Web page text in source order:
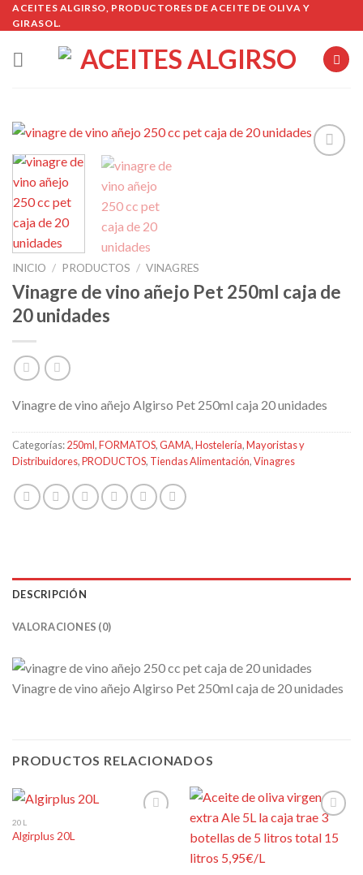
Skip
to
content
ACEITES ALGIRSO, PRODUCTORES DE ACEITE DE OLIVA Y
GIRASOL.
INICIO / PRODUCTOS / VINAGRES
Vinagre de vino añejo Pet 250ml caja de
20 unidades
Vinagre de vino añejo Algirso Pet 250ml caja 20 unidades
Categorías:250ml,FORMATOS,GAMA,Hostelería,Mayoristas y
Distribuidores,PRODUCTOS, Tiendas Alimentación,Vinagres
DESCRIPCIÓN
VALORACIONES (0)
Vinagre de vino añejo Algirso Pet 250ml caja de 20 unidades
PRODUCTOS RELACIONADOS
20L
Algirplus 20L